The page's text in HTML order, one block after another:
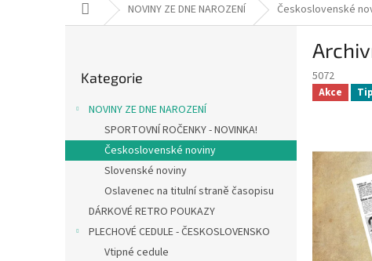
Domů NOVINY ZE DNE NAROZENÍ Československé
n
kategorie
Kategorie
NOVINY ZE DNE NAROZENÍ
SPORTOVNÍ ROČENKY - NOVINKA!
Československé noviny
Slovenské noviny
Oslavenec na titulní straně časopisu
DÁRKOVÉ RETRO POUKAZY
PLECHOVÉ CEDULE - ČESKOSLOVENSKO
Vtipné cedule
5072
Akce Tip